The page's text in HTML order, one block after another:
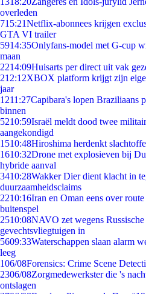
overleden
715:21Netflix-abonnees krijgen
GTA VI trailer
5914:35Onlyfans-model met G-cup
maan
2214:09Huisarts per direct uit vak
212:12XBOX platform krijgt zijn
jaar
1211:27Capibara's lopen Braziliaans
binnen
5210:59Israël meldt dood twee
aangekondigd
1510:48Hiroshima herdenkt
1610:32Drone met explosieven bij
hybride aanval
3410:28Wakker Dier dient klacht in
duurzaamheidsclaims
2210:16Iran en Oman eens over
buitenspel
2510:08NAVO zet wegens
gevechtsvliegtuigen in
5609:33Waterschappen slaan alarm
leeg
106/08Forensics: Crime Scene
2306/08Zorgmedewerkster die 's
ontslagen